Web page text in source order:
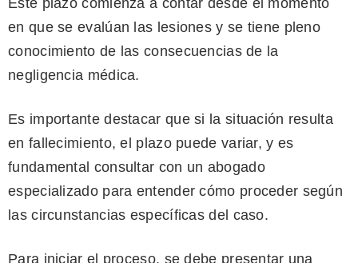
Este plazo comienza a contar desde el momento
en que se evalúan las lesiones y se tiene pleno
conocimiento de las consecuencias de la
negligencia médica.
Es importante destacar que si la situación resulta
en fallecimiento, el plazo puede variar, y es
fundamental consultar con un abogado
especializado para entender cómo proceder según
las circunstancias específicas del caso.
Para iniciar el proceso, se debe presentar una